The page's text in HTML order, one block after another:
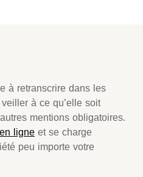
à retranscrire dans les
à ce qu’elle soit
mentions obligatoires.
ligne et se charge
peu importe votre